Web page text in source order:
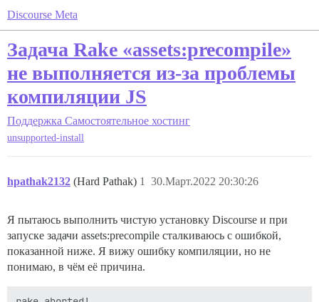
Discourse Meta
Задача Rake «assets:precompile»
не выполняется из-за проблемы
компиляции JS
Поддержка Самостоятельное хостинг
unsupported-install
hpathak2132 (Hard Pathak) 30.Март.2022 20:30:26
1
Я пытаюсь выполнить чистую установку Discourse и при
запуске задачи assets:precompile сталкиваюсь с ошибкой,
показанной ниже. Я вижу ошибку компиляции, но не
понимаю, в чём её причина.